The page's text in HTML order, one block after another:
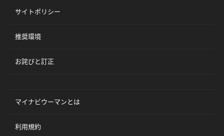
サイトポリシー
推奨環境
お詫びと訂正
マイナビウーマンとは
利用規約